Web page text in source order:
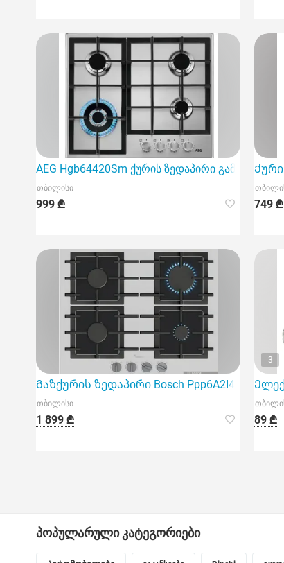
AEG Hgb64420Sm ქურის ზედაპირი
თბილისი
999 ₾ 749 ₾
Გაზქურის ზედაპირი Bosch Ppp6A2I40R
თბილისი
1 899 ₾
3
89 ₾
პოპულარული კატეგორიები